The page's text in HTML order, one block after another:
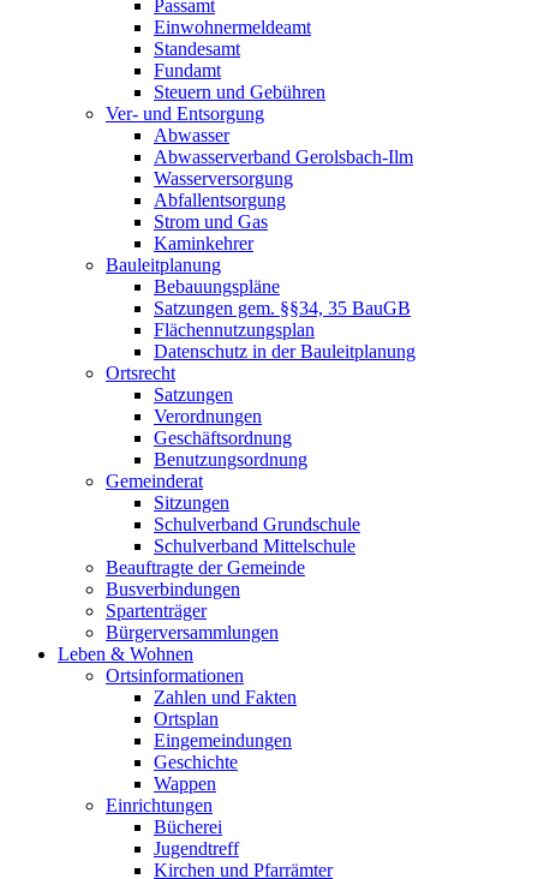
Passamt
Einwohnermeldeamt
Standesamt
Fundamt
Steuern und Gebühren
Ver- und Entsorgung
Abwasser
Abwasserverband Gerolsbach-Ilm
Wasserversorgung
Abfallentsorgung
Strom und Gas
Kaminkehrer
Bauleitplanung
Bebauungspläne
Satzungen gem. §§34, 35 BauGB
Flächennutzungsplan
Datenschutz in der Bauleitplanung
Ortsrecht
Satzungen
Verordnungen
Geschäftsordnung
Benutzungsordnung
Gemeinderat
Sitzungen
Schulverband Grundschule
Schulverband Mittelschule
Beauftragte der Gemeinde
Busverbindungen
Spartenträger
Bürgerversammlungen
Leben & Wohnen
Ortsinformationen
Zahlen und Fakten
Ortsplan
Eingemeindungen
Geschichte
Wappen
Einrichtungen
Bücherei
Jugendtreff
Kirchen und Pfarrämter